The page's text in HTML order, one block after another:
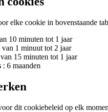
elke cookie in bovenstaande
10 minuten tot 1 jaar
van 1 minuut tot 2 jaar
15 minuten tot 1 jaar
: 6 maanden
dit cookiebeleid op elk